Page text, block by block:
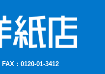
FAX：0120-01-3412